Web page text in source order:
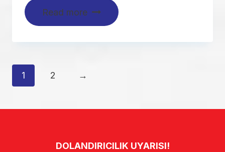
Read more
1 2 →
DOLANDIRICILIK UYARISI!